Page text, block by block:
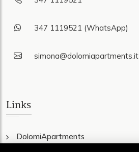
347 1119521 (WhatsApp)
simona@dolomiapartments.it
Links
DolomiApartments